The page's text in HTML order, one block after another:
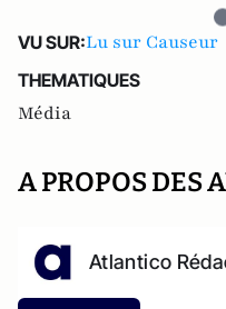
VU SUR:Lu sur Causeur
THEMATIQUES
Média
A PROPOS DES
Atlantico